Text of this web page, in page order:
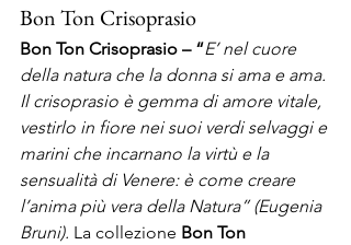
Bon Ton Crisoprasio
Bon Ton Crisoprasio – “E’ nel cuore
della natura che la donna si ama e ama.
Il crisoprasio è gemma di amore vitale,
vestirlo in fiore nei suoi verdi selvaggi e
marini che incarnano la virtù e la
sensualità di Venere: è come creare
l’anima più vera della Natura” (Eugenia
Bruni). La collezione Bon Ton